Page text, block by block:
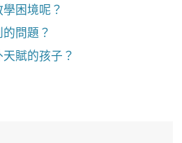
困境呢？
問題？
賦的孩子？